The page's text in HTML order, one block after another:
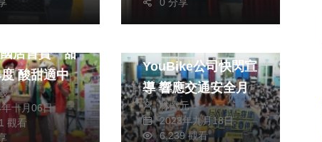
國店首賣 甜
酸甜適中
十月06日
觀看
YouBike公司快閃宣
導 響應交通安全月
林獻元
2023年九月18日
6,239 觀看